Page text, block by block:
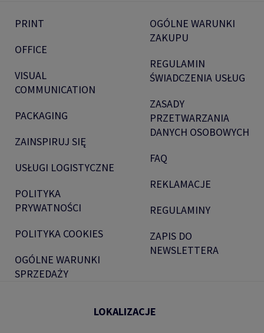
PRINT
OFFICE
VISUAL
COMMUNICATION
PACKAGING
ZAINSPIRUJ SIĘ
USŁUGI LOGISTYCZNE
POLITYKA
PRYWATNOŚCI
POLITYKA COOKIES
OGÓLNE WARUNKI
SPRZEDAŻY
OGÓLNE WARUNKI
ZAKUPU
REGULAMIN
ŚWIADCZENIA USŁUG
ZASADY
PRZETWARZANIA
DANYCH OSOBOWYCH
FAQ
REKLAMACJE
REGULAMINY
ZAPIS DO
NEWSLETTERA
LOKALIZACJE